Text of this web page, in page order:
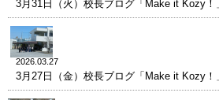
3月31日（火）校長ブログ「Make it Kozy
2026.03.27
3月27日（金）校長ブログ「Make it Kozy